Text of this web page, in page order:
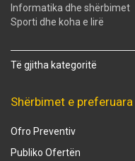
Informatika dhe shërbimet
Sporti dhe koha e lirë
Të gjitha kategoritë
Shërbimet e
Ofro Preventiv
Publiko Ofertën